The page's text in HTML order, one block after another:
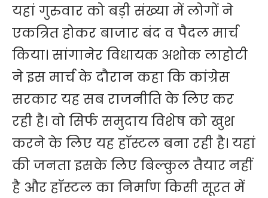
यहां गुरुवार को बड़ी संख्या में लोगों ने
एकत्रित होकर बाजार बंद व पैदल मार्च
किया। सांगानेर विधायक अशोक लाहोटी
ने इस मार्च के दौरान कहा कि कांग्रेस
सरकार यह सब राजनीति के लिए कर
रही है। वो सिर्फ समुदाय विशेष को खुश
करने के लिए यह हाॅस्टल बना रही है। यहां
की जनता इसके लिए बिल्कुल तैयार नहीं
है और हाॅस्टल का निर्माण किसी सूरत में